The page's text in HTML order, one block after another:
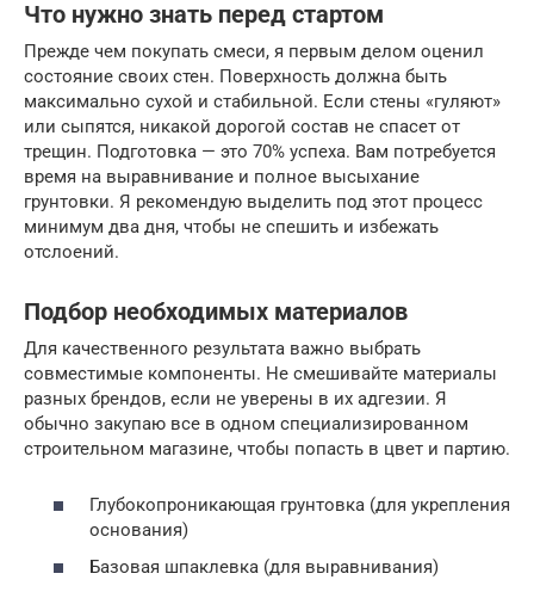
Что нужно знать перед стартом
Прежде чем покупать смеси, я первым делом оценил
состояние своих стен. Поверхность должна быть
максимально сухой и стабильной. Если стены «гуляют»
или сыпятся, никакой дорогой состав не спасет от
трещин. Подготовка — это 70% успеха. Вам потребуется
время на выравнивание и полное высыхание
грунтовки. Я рекомендую выделить под этот процесс
минимум два дня, чтобы не спешить и избежать
отслоений.
Подбор необходимых материалов
Для качественного результата важно выбрать
совместимые компоненты. Не смешивайте материалы
разных брендов, если не уверены в их адгезии. Я
обычно закупаю все в одном специализированном
строительном магазине, чтобы попасть в цвет и партию.
Глубокопроникающая грунтовка (для укрепления
основания)
Базовая шпаклевка (для выравнивания)